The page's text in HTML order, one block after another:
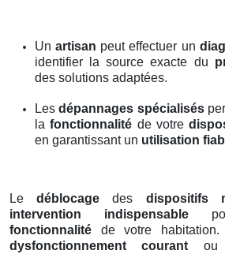
Unartisan peut effectuer un
identifier la source exacte du
des solutions adaptées.
Lesdépannages spécialisés
lafonctionnalité de votre
en garantissant un utilisation
Ledéblocage des dispositifs
intervention indispensable
fonctionnalité de votre habitation.
dysfonctionnement courant ou